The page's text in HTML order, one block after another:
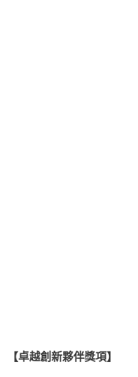
【卓越創新夥伴獎項】